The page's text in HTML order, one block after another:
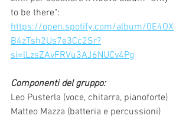
to be there":
https://open.spotify.com/album/0E4OX
B4zTsh2Us7e3Cc2Sr?
si=lLzsZAvFRVu3AJ6NUCv4Pg
Componenti del gruppo:
Leo Pusterla (voce, chitarra, pianoforte)
Matteo Mazza (batteria e percussioni)